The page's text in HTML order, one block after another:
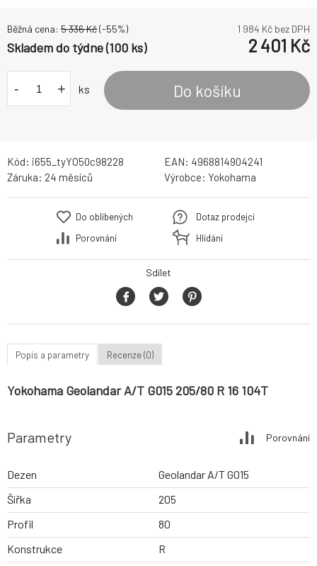
Běžná cena: 5 336Kč(-55%) 1 984 Kč bez DPH
Skladem do týdne (100 ks) 2 401 Kč
- + ks Do košíku
Kód: i655_tyYO50c98228 EAN: 4968814904241
Záruka: 24 měsíců Výrobce: Yokohama
Do oblíbených
Porovnání
Dotaz prodejci
Hlídání
Sdílet
Popis a parametry Recenze (0)
Yokohama Geolandar A/T G015 205/80 R 16 104T
Parametry Porovnání
Dezen
Geolandar A/T G015
Šířka
205
Profil
80
Konstrukce
R